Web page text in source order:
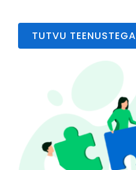
TUTVU TEENUSTEGA